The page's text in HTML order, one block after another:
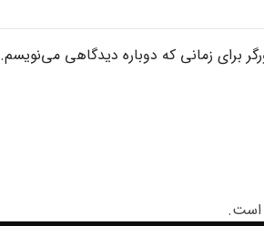
است.
برای زمانی که دوباره دیدگاهی می‌نویسم.